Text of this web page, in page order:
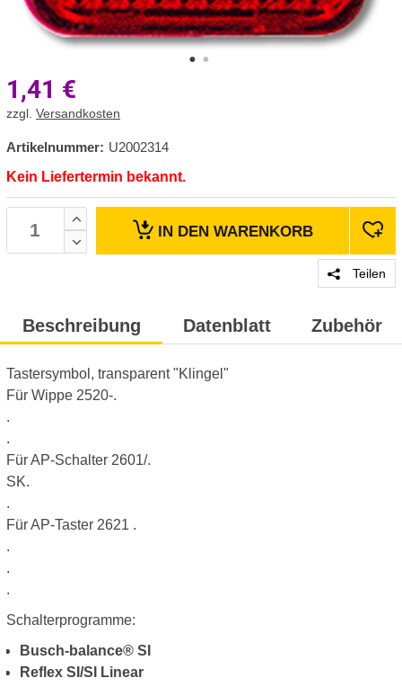
1,41 €
zzgl. Versandkosten
Artikelnummer: U2002314
Kein Liefertermin bekannt.
IN DEN WARENKORB
Teilen
Beschreibung Datenblatt Zubehör
Tastersymbol, transparent "Klingel"
Für Wippe 2520-.
.
.
Für AP-Schalter 2601/.
SK.
.
Für AP-Taster 2621 .
.
.
.
Schalterprogramme:
Busch-balance® SI
Reflex SI/SI Linear